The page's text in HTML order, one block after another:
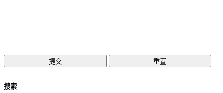
搜索